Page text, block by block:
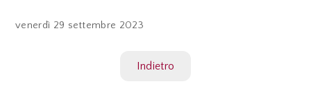
venerdì 29 settembre 2023
Indietro